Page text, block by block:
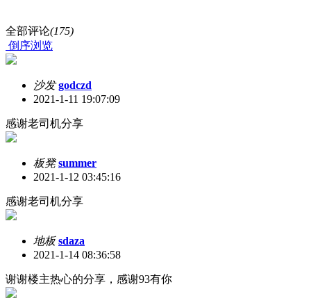
全部评论(175)
倒序浏览
沙发 godczd
2021-1-11 19:07:09
感谢老司机分享
板凳 summer
2021-1-12 03:45:16
感谢老司机分享
地板 sdaza
2021-1-14 08:36:58
谢谢楼主热心的分享，感谢93有你